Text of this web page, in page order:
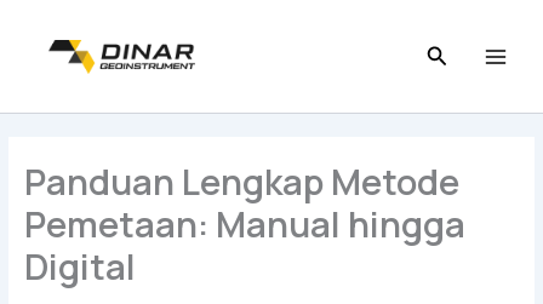
Panduan Lengkap Metode
Pemetaan: Manual hingga
Digital